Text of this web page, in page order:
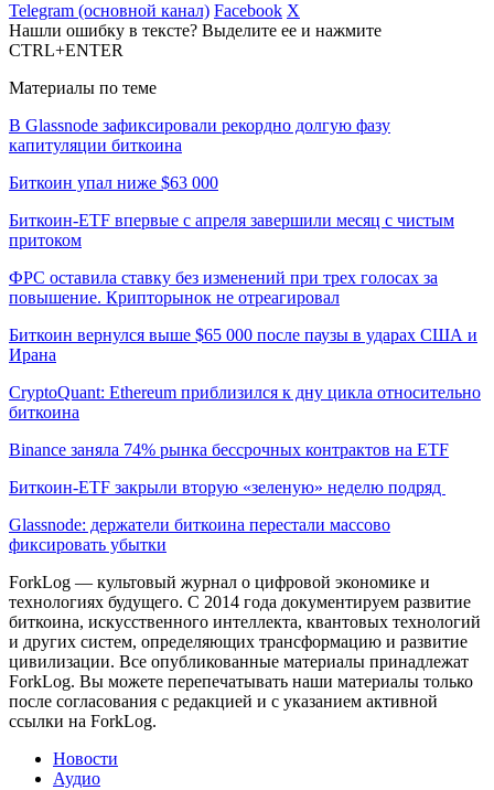
Telegram (основной канал) Facebook X
Нашли ошибку в тексте? Выделите ее и нажмите
CTRL+ENTER
Материалы по теме
В Glassnode зафиксировали рекордно долгую фазу
капитуляции биткоина
Биткоин упал ниже $63 000
Биткоин-ETF впервые с апреля завершили месяц с чистым
притоком
ФРС оставила ставку без изменений при трех голосах за
повышение. Крипторынок не отреагировал
Биткоин вернулся выше $65 000 после паузы в ударах США и
Ирана
CryptoQuant: Ethereum приблизился к дну цикла относительно
биткоина
Binance заняла 74% рынка бессрочных контрактов на ETF
Биткоин-ETF закрыли вторую «зеленую» неделю подряд
Glassnode: держатели биткоина перестали массово
фиксировать убытки
ForkLog — культовый журнал о цифровой экономике и
технологиях будущего. С 2014 года документируем развитие
биткоина, искусственного интеллекта, квантовых технологий
и других систем, определяющих трансформацию и развитие
цивилизации. Все опубликованные материалы принадлежат
ForkLog. Вы можете перепечатывать наши материалы только
после согласования с редакцией и с указанием активной
ссылки на ForkLog.
Новости
Аудио